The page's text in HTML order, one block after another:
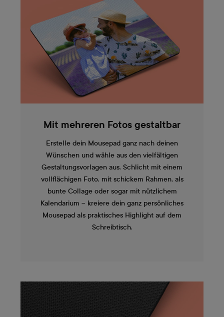
Mit mehreren Fotos gestaltbar
Erstelle dein Mousepad ganz nach deinen
Wünschen und wähle aus den vielfältigen
Gestaltungsvorlagen aus. Schlicht mit einem
vollflächigen Foto, mit schickem Rahmen, als
bunte Collage oder sogar mit nützlichem
Kalendarium – kreiere dein ganz persönliches
Mousepad als praktisches Highlight auf dem
Schreibtisch.